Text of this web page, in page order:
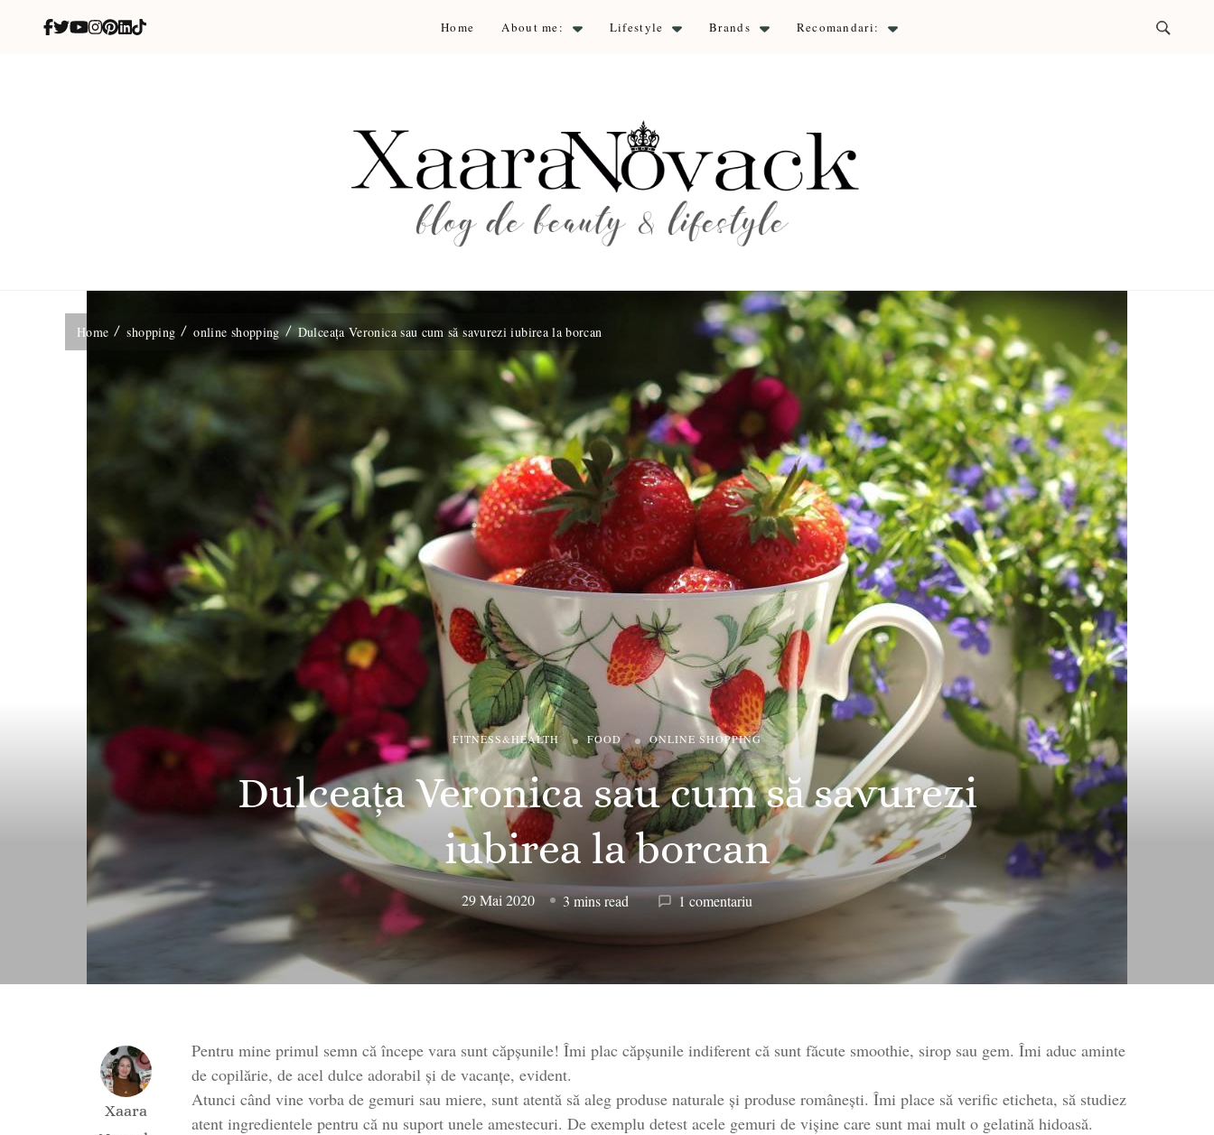
Home About me: Lifestyle Brands Recomandari:
Xaara Novack
Home shopping online shopping Dulceața Veronica sau cum să savurezi iubirea la borcan
FITNESS&HEALTH FOOD ONLINE SHOPPING
Dulceața Veronica sau cum să savurezi
iubirea la borcan
29 Mai 2020 3 mins read 1 comentariu
Dulceața
cum
iubirea
borcan
Xaara
Pentru mine primul semn că începe vara sunt căpșunile! Îmi plac căpșunile indiferent că sunt făcute smoothie, sirop sau gem. Îmi aduc aminte
de copilărie, de acel dulce adorabil și de vacanțe, evident.
Atunci când vine vorba de gemuri sau miere, sunt atentă să aleg produse naturale și produse românești. Îmi place să verific eticheta, să studiez
atent ingredientele pentru că nu suport unele amestecuri. De exemplu detest acele gemuri de vișine care sunt mai mult o gelatină hidoasă.